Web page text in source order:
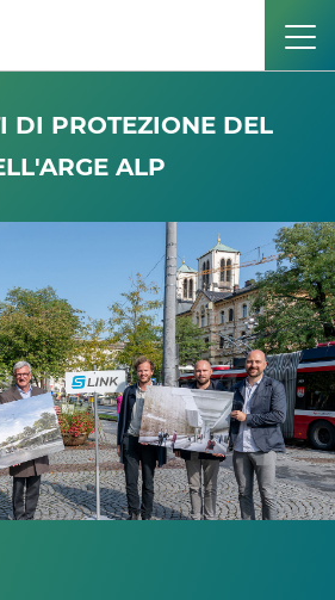
DI PROTEZIONE DEL
ALP